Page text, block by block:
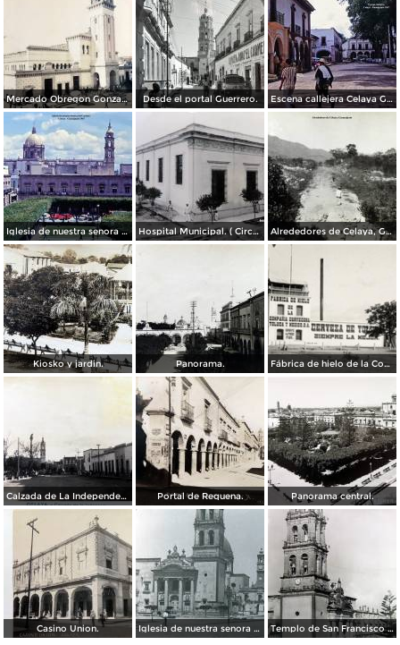
Mercado Obregon Gonzalez ( Circulada el 25 de Junioo de 1909 ). Desde el portal Guerrero. Escena callejera Celaya Guanajuato 1967
Iglesia de nuestra senora del Carmen Celaya Guanajuato 1967 Hospital Municipal. ( Circulada el 23 de Junio de 1909 ). Alrededores de Celaya, Guanajuato.
Kiosko y jardin. Panorama. Fábrica de hielo de la Compañía Cervecera Toluca y México, S.A.
Calzada de La Independencia. ( Circulada el 3 de Enero de 1921 ). Portal de Requena. Panorama central.
Casino Union. Iglesia de nuestra senora del Carmen por el fotografo William H. Rau. Templo de San Francisco Celaya, Guanajuato.